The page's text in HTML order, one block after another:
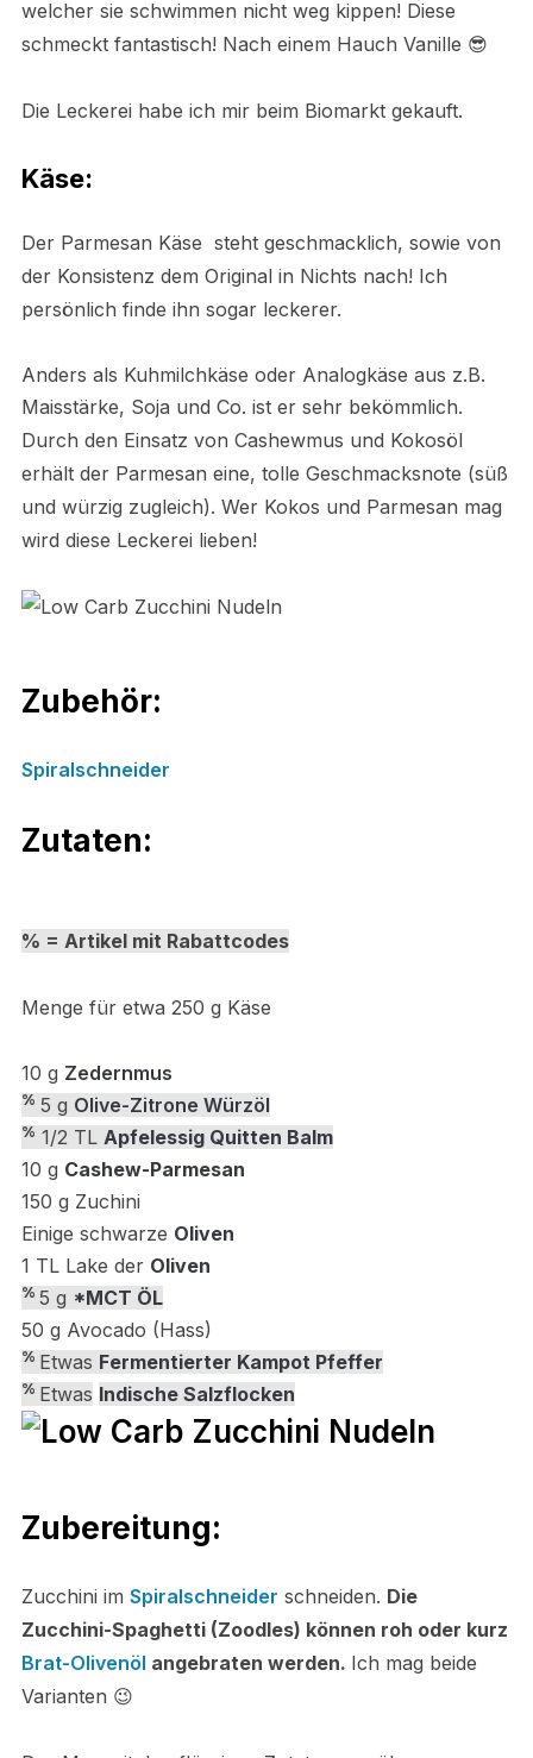
welcher sie schwimmen nicht weg kippen! Diese
schmeckt fantastisch! Nach einem Hauch Vanille 😎
Die Leckerei habe ich mir beim Biomarkt gekauft.
Käse:
Der Parmesan Käse steht geschmacklich, sowie von
der Konsistenz dem Original in Nichts nach! Ich
persönlich finde ihn sogar leckerer.
Anders als Kuhmilchkäse oder Analogkäse aus z.B.
Maisstärke, Soja und Co. ist er sehr bekömmlich.
Durch den Einsatz von Cashewmus und Kokosöl
erhält der Parmesan eine, tolle Geschmacksnote (süß
und würzig zugleich). Wer Kokos und Parmesan mag
wird diese Leckerei lieben!
Zubehör:
Spiralschneider
Zutaten:
% = Artikel mit Rabattcodes
Menge für etwa 250 g Käse
10 g Zedernmus
% 5 g Olive-Zitrone Würzöl
% 1/2 TL ApfelessigQuitten Balm
10 g Cashew-Parmesan
150 g Zuchini
Einige schwarze Oliven
1 TL Lake der Oliven
% 5 g *MCT ÖL
50 g Avocado (Hass)
% Etwas Fermentierter Kampot Pfeffer
% Etwas Indische Salzflocken
Zubereitung:
Zucchini im Spiralschneider schneiden. Die
Zucchini-Spaghetti (Zoodles) können roh oder kurz
Brat-Olivenöl angebraten werden. Ich mag beide
Varianten 😉